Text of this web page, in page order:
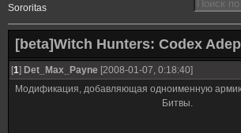
Sororitas
[beta]Witch Hunters: Codex
[1] Det_Max_Payne [2008-01-07, 0:18:40]
Модификация, добавляющая одноименную
Битвы.